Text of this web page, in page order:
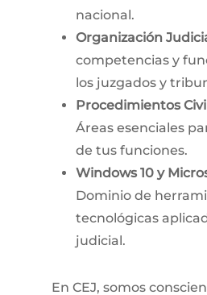
nacional.
Organización
competencias y
los juzgados y
Procedimientos
Áreas esenciales
de tus funciones.
Windows 10 y
Dominio de
tecnológicas
judicial.
En CEJ, somos